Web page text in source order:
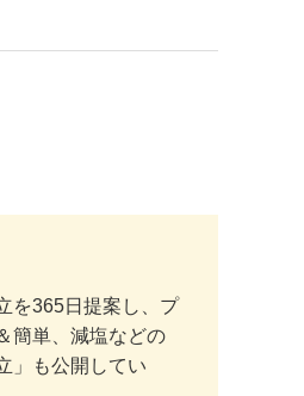
を365日提案し、プ
簡単、減塩などの
」も公開してい